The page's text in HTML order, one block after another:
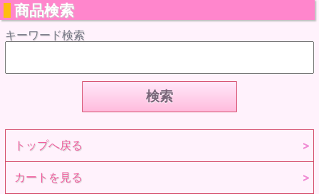
商品検索
キーワード検索
トップへ戻る
カートを見る